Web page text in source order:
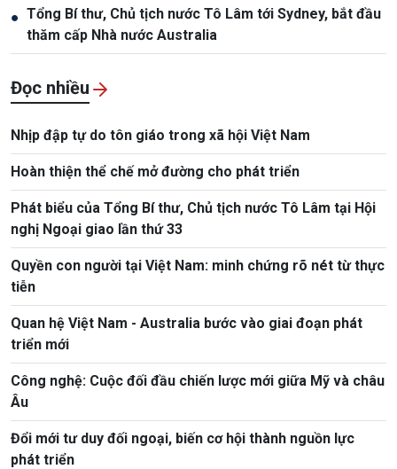
● Tổng Bí thư, Chủ tịch nước Tô Lâm tới Sydney, bắt đầu
thăm cấp Nhà nước Australia
Đọc nhiều
Nhịp đập tự do tôn giáo trong xã hội Việt Nam
Hoàn thiện thể chế mở đường cho phát triển
Phát biểu của Tổng Bí thư, Chủ tịch nước Tô Lâm tại Hội
nghị Ngoại giao lần thứ 33
Quyền con người tại Việt Nam: minh chứng rõ nét từ thực
tiễn
Quan hệ Việt Nam - Australia bước vào giai đoạn phát
triển mới
Công nghệ: Cuộc đối đầu chiến lược mới giữa Mỹ và châu
Âu
Đổi mới tư duy đối ngoại, biến cơ hội thành nguồn lực
phát triển